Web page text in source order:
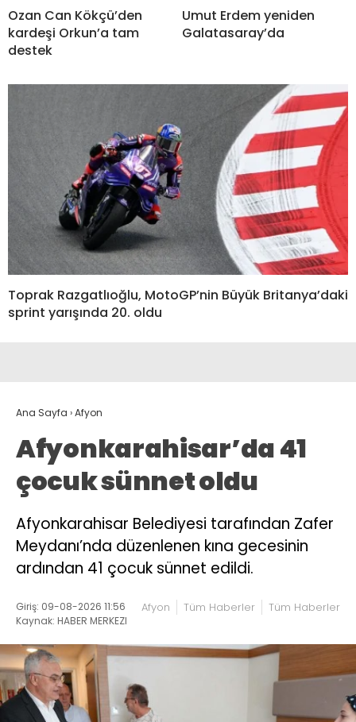
Ozan Can Kökçü’den
kardeşi Orkun’a tam
destek
Umut Erdem yeniden
Galatasaray’da
Toprak Razgatlıoğlu, MotoGP’nin Büyük Britanya’daki
sprint yarışında 20. oldu
Ana Sayfa ›Afyon
Afyonkarahisar’da 41
çocuk sünnet oldu
Afyonkarahisar Belediyesi tarafından Zafer
Meydanı’nda düzenlenen kına gecesinin
ardından 41 çocuk sünnet edildi.
Giriş: 09-08-2026 11:56
Kaynak: HABER MERKEZI
Afyon Tüm Haberler Tüm Haberler